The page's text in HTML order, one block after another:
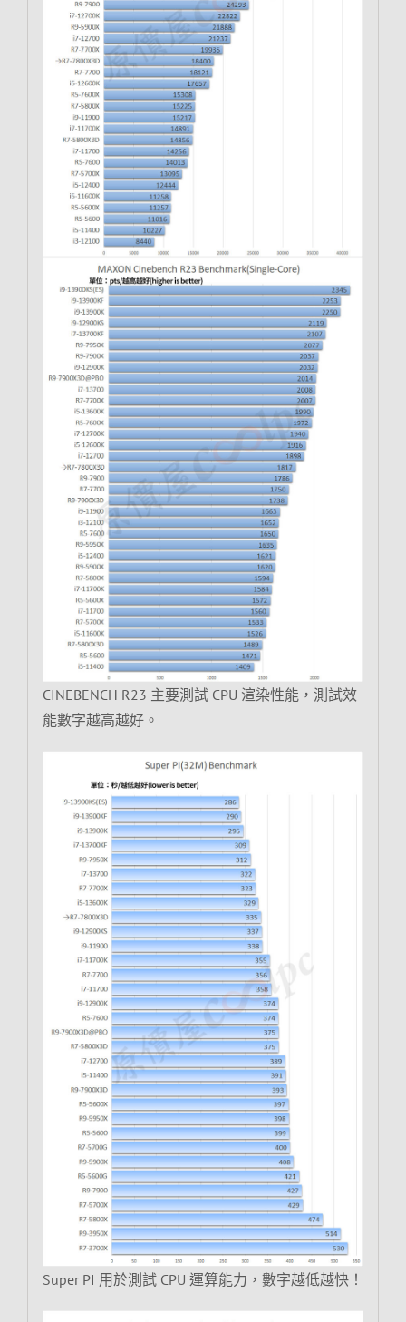
CINEBENCH R23 主要測試 CPU 渲染性能，測試效
能數字越高越好。
Super PI 用於測試 CPU 運算能力，數字越低越快！